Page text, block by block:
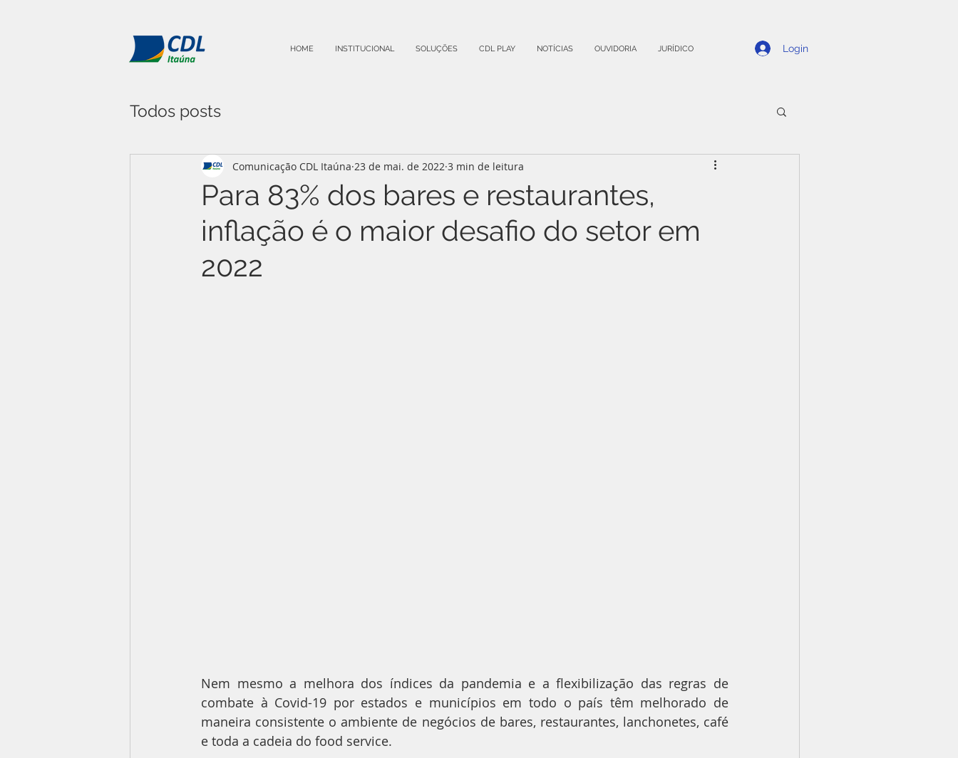
HOME INSTITUCIONAL SOLUÇÕES CDL PLAY NOTÍCIAS OUVIDORIA JURÍDICO Login
Todos posts
Para 83% dos bares e restaurantes,
inflação é o maior desafio do setor em
2022
Comunicação CDL Itaúna 23 de mai. de 2022 3 min de leitura
Nem mesmo a melhora dos índices da pandemia e a flexibilização das regras de
combate à Covid-19 por estados e municípios em todo o país têm melhorado de
maneira consistente o ambiente de negócios de bares, restaurantes, lanchonetes, café
e toda a cadeia do food service.